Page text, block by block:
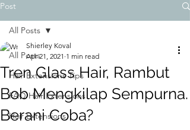
Post
All Posts
Hair Extensions Tips
FAQ Hair Extensions
Hair Extensions
All Posts
Tren Glass Hair, Rambut
Bob Mengkilap Sempurna.
Berani Coba?
Shierley Koval
Apr 21, 2021 1 min read